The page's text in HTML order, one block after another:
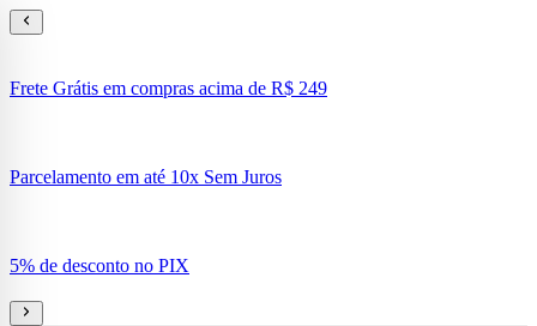
Frete Grátis em compras acima de R$ 249
Parcelamento em até 10x Sem Juros
5% de desconto no PIX